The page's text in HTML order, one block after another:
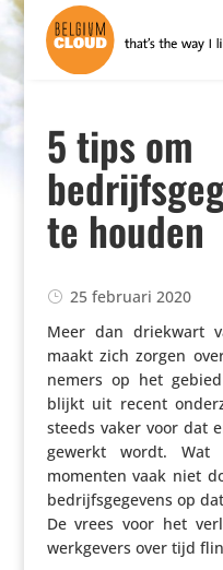
5 tips om
te houden
25 februari 2020
Meer dan driekwart
maakt zich zorgen
ne­mers op het
blijkt uit recent
steeds vaker voor dat
gewerkt wordt.
momenten vaak niet
bedrijfs­ge­ge­vens op
De vrees voor het
werk­ge­vers over tijd